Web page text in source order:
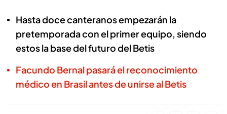
Hasta doce canteranos empezarán la
pretemporada con el primer equipo, siendo
estos la base del futuro del Betis
Facundo Bernal pasará el reconocimiento
médico en Brasil antes de unirse al Betis